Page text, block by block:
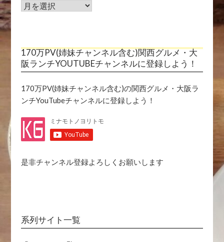
記
170万PV(姉妹チャンネル含む)関西グルメ・大
阪ランチYOUTUBEチャンネルに登録しよう！
170万PV(姉妹チャンネル含む)の関西グルメ・大阪ラ
ンチYouTubeチャンネルに登録しよう！
是非チャンネル登録よろしくお願いします
系列サイト一覧